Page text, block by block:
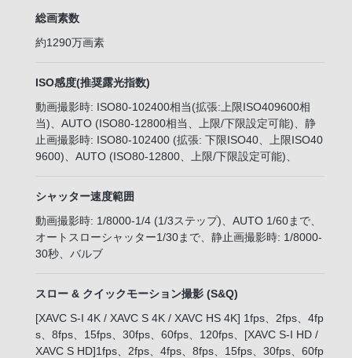
総画素数
約1290万画素
ISO感度(推奨露光指数)
動画撮影時: ISO80-102400相当(拡張:上限ISO409600相
当)、AUTO (ISO80-12800相当、上限/下限設定可能)、静
止画撮影時: ISO80-102400 (拡張: 下限ISO40、上限ISO40
9600)、AUTO (ISO80-12800、上限/下限設定可能)、
シャッター速度範囲
動画撮影時: 1/8000-1/4 (1/3ステップ)、AUTO 1/60まで、
オートスローシャッター1/30まで、静止画撮影時: 1/8000-
30秒、バルブ
スロー & クイックモーション撮影 (S&Q)
[XAVC S-I 4K / XAVC S 4K / XAVC HS 4K] 1fps、2fps、4fp
s、8fps、15fps、30fps、60fps、120fps、[XAVC S-I HD /
XAVC S HD]1fps、2fps、4fps、8fps、15fps、30fps、60fp